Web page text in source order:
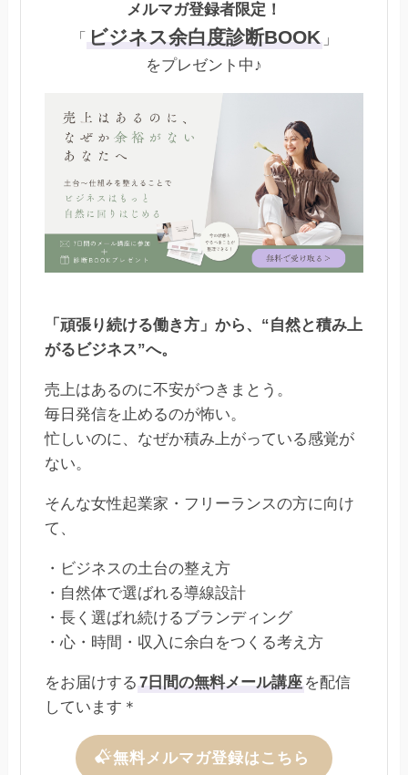
メルマガ登録者限定！
「
ビジネス余白度診断BOOK 」
をプレゼント中♪
「頑張り続ける働き方」から、“自然と積み上
がるビジネス”へ。
売上はあるのに不安がつきまとう。
毎日発信を止めるのが怖い。
忙しいのに、なぜか積み上がっている感覚が
ない。
そんな女性起業家・フリーランスの方に向け
て、
・ビジネスの土台の整え方
・自然体で選ばれる導線設計
・長く選ばれ続けるブランディング
・心・時間・収入に余白をつくる考え方
をお届けする 7日間の無料メール講座 を配信
しています＊
無料メルマガ登録はこちら